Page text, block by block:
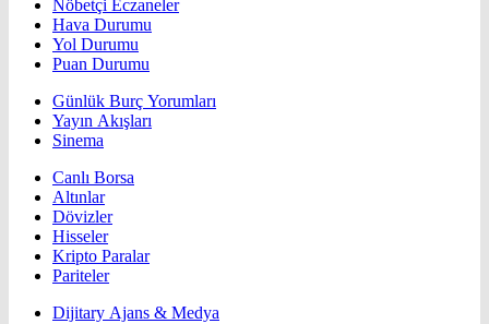
Nöbetçi Eczaneler
Hava Durumu
Yol Durumu
Puan Durumu
Günlük Burç Yorumları
Yayın Akışları
Sinema
Canlı Borsa
Altınlar
Dövizler
Hisseler
Kripto Paralar
Pariteler
Dijitary Ajans & Medya